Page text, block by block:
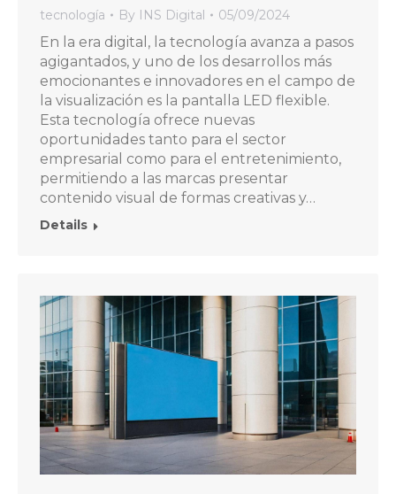
tecnología By INS Digital 05/09/2024
En la era digital, la tecnología avanza a pasos
agigantados, y uno de los desarrollos más
emocionantes e innovadores en el campo de
la visualización es la pantalla LED flexible.
Esta tecnología ofrece nuevas
oportunidades tanto para el sector
empresarial como para el entretenimiento,
permitiendo a las marcas presentar
contenido visual de formas creativas y…
Details